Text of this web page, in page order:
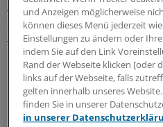
wurden überwiegend erst im
erkannt und führten im
Transplantation zum Tod.
Lungenkrebs überlebte nur
um mehr als 20 Monate.
Dagegen waren von den
und Anzeigen möglicherweise
können dieses Menü jederzeit
Einstellungen zu ändern oder
indem Sie auf den Link
Rand der Webseite klicken [oder
links auf der Webseite, falls
gelten innerhalb unseres
finden Sie in unserer
in unserer